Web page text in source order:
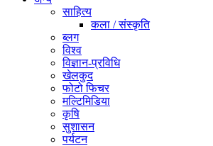
साहित्य
कला / संस्कृति
ब्लग
विश्व
विज्ञान-प्रविधि
खेलकुद
फोटो फिचर
मल्टिमिडिया
कृषि
सुशासन
पर्यटन